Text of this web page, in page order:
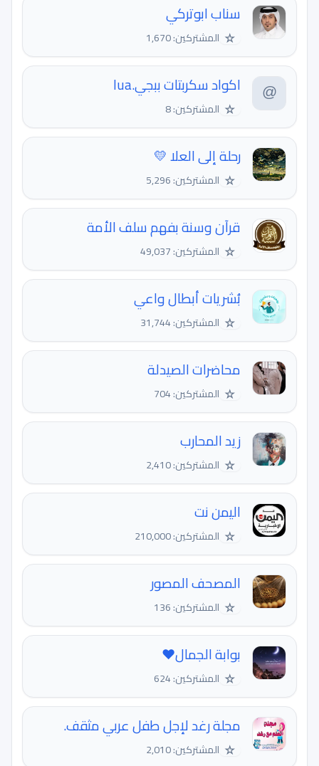
سناب ابوتركي
☆ المشتركين: 1,670
اكواد سكربتات ببجي.lua
☆ المشتركين: 8
رحلة إلى العلا 💛
☆ المشتركين: 5,296
قرآن وسنة بفهم سلف الأمة
☆ المشتركين: 49,037
بُشريات أبطال واعي
☆ المشتركين: 31,744
محاضرات الصيدلة
☆ المشتركين: 704
زيد المحارب
☆ المشتركين: 2,410
اليمن نت
☆ المشتركين: 210,000
المصحف المصور
☆ المشتركين: 136
بوابة الجمال❤️
☆ المشتركين: 624
مجلة رغد لإجل طفل عربي مثقف.
☆ المشتركين: 2,010